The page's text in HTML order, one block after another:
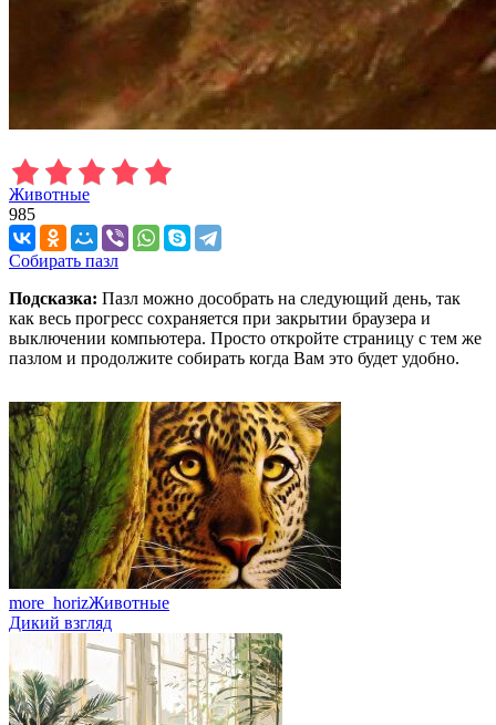
Животные
985
Собирать пазл
Подсказка: Пазл можно дособрать на следующий день, так
как весь прогресс сохраняется при закрытии браузера и
выключении компьютера. Просто откройте страницу с тем же
пазлом и продолжите собирать когда Вам это будет удобно.
more_horizЖивотные
Дикий взгляд